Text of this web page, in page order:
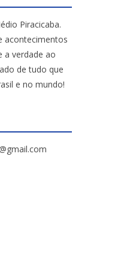
Piracicaba.
acontecimentos
a verdade ao
de tudo que
e no mundo!